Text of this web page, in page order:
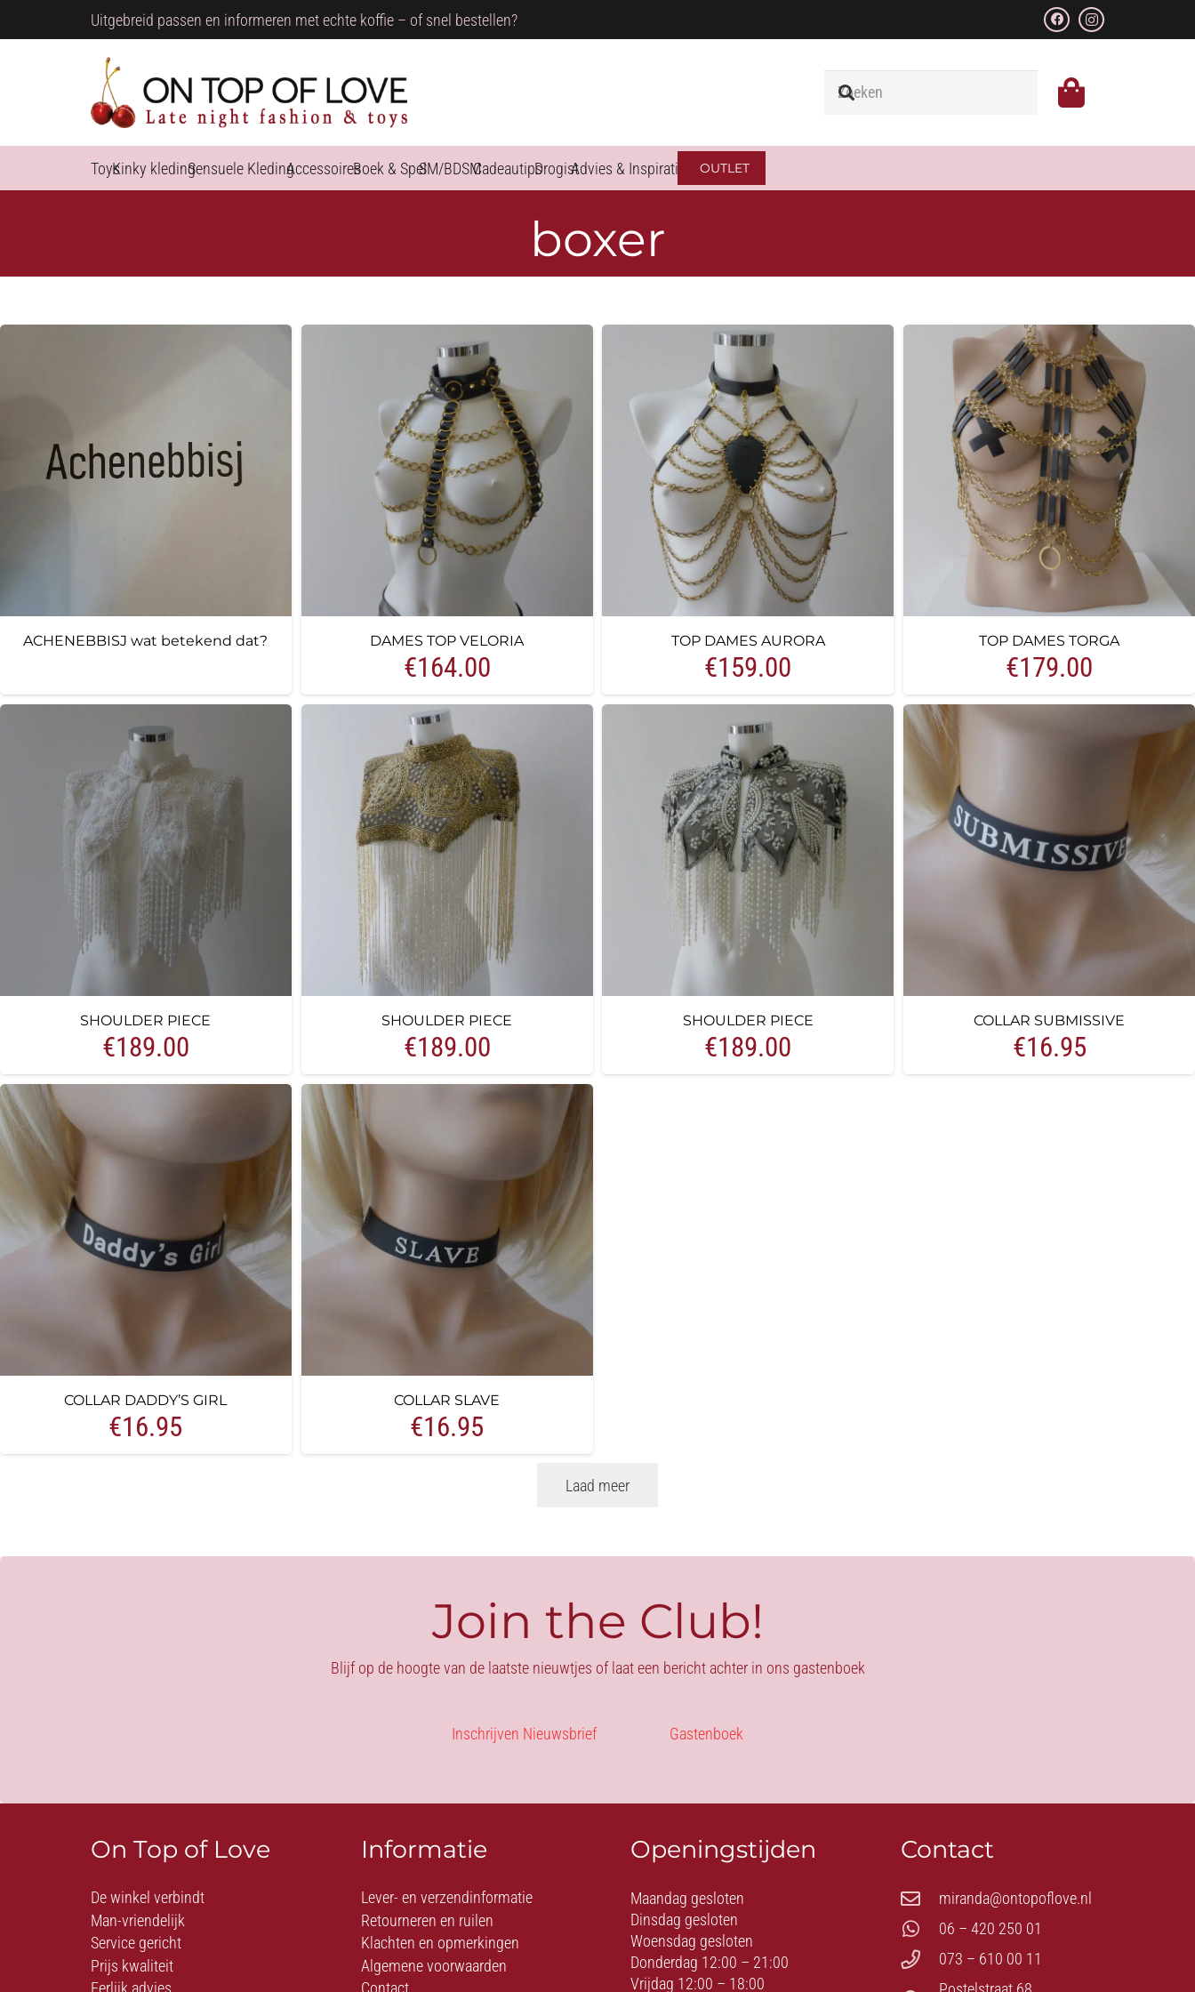
Uitgebreid passen en informeren met echte koffie – of snel bestellen?
ToysKinky kledingSensuele KledingAccessoiresBoek & SpelSM/BDSMCadeautipsDrogistAdvies & Inspiratie OUTLET
boxer
ACHENEBBISJ wat betekend dat? DAMES TOP VELORIA
€164.00
TOP DAMES AURORA
€159.00
TOP DAMES TORGA
€179.00
SHOULDER PIECE
€189.00
SHOULDER PIECE
€189.00
SHOULDER PIECE
€189.00
COLLAR SUBMISSIVE
€16.95
COLLAR DADDY’S GIRL
€16.95
COLLAR SLAVE
€16.95
Laad meer
Join the Club!
Blijf op de hoogte van de laatste nieuwtjes of laat een bericht achter in ons gastenboek
Inschrijven Nieuwsbrief Gastenboek
On Top of Love
De winkel verbindt
Man-vriendelijk
Service gericht
Prijs kwaliteit
Informatie
Lever- en verzendinformatie
Retourneren en ruilen
Klachten en opmerkingen
Algemene voorwaarden
Openingstijden
Maandag gesloten
Dinsdag gesloten
Woensdag gesloten
Donderdag 12:00 – 21:00
Vrijdag 12:00 – 18:00
Contact
miranda@ontopoflove.nl
06 – 420 250 01
073 – 610 00 11